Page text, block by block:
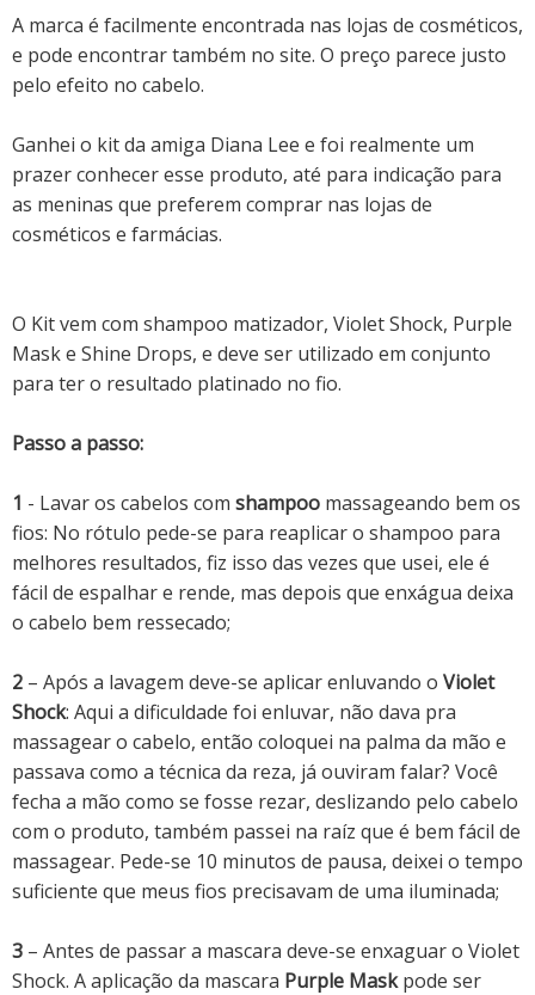
A marca é facilmente encontrada nas lojas de cosméticos,
e pode encontrar também no site. O preço parece justo
pelo efeito no cabelo.
Ganhei o kit da amiga Diana Lee e foi realmente um
prazer conhecer esse produto, até para indicação para
as meninas que preferem comprar nas lojas de
cosméticos e farmácias.
O Kit vem com shampoo matizador, Violet Shock, Purple
Mask e Shine Drops, e deve ser utilizado em conjunto
para ter o resultado platinado no fio.
Passo a passo:
1 - Lavar os cabelos com shampoo massageando bem os
fios: No rótulo pede-se para reaplicar o shampoo para
melhores resultados, fiz isso das vezes que usei, ele é
fácil de espalhar e rende, mas depois que enxágua deixa
o cabelo bem ressecado;
2 – Após a lavagem deve-se aplicar enluvando o Violet
Shock: Aqui a dificuldade foi enluvar, não dava pra
massagear o cabelo, então coloquei na palma da mão e
passava como a técnica da reza, já ouviram falar? Você
fecha a mão como se fosse rezar, deslizando pelo cabelo
com o produto, também passei na raíz que é bem fácil de
massagear. Pede-se 10 minutos de pausa, deixei o tempo
suficiente que meus fios precisavam de uma iluminada;
3 – Antes de passar a mascara deve-se enxaguar o Violet
Shock. A aplicação da mascara Purple Maskpode ser